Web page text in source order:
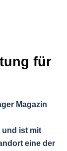
für
Magazin
ist mit
eine der